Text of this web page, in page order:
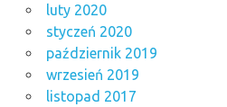
luty 2020
styczeń 2020
październik 2019
wrzesień 2019
listopad 2017